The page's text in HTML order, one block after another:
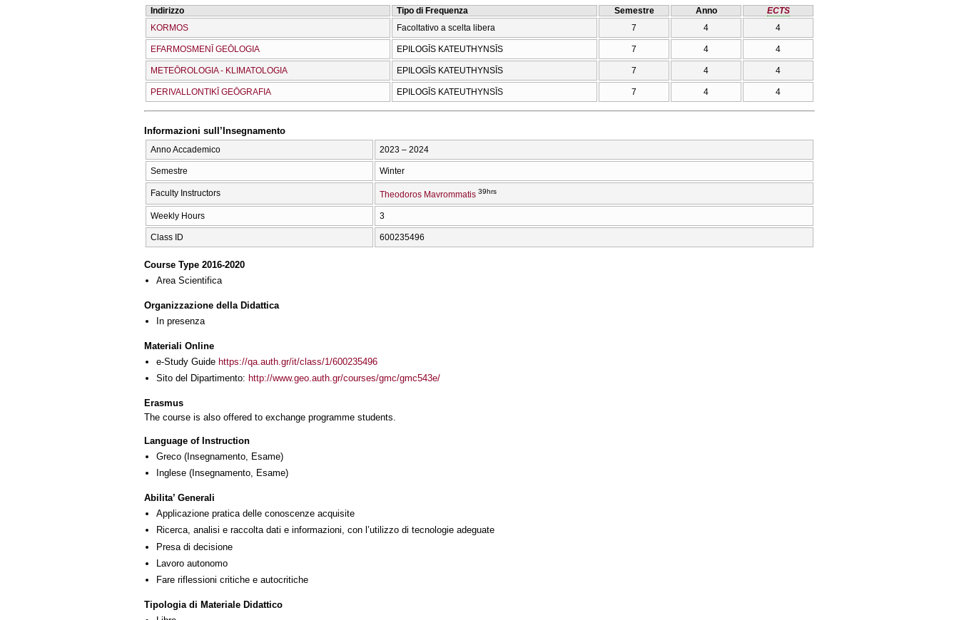
Indirizzo Tipo di Frequenza Semestre Anno
ECTS
KORMOS
Facoltativo a scelta libera 7 4 4
EFARMOSMENĪ GEŌLOGIA EPILOGĪS KATEUTHYNSĪS 7 4 4
METEŌROLOGIA - KLIMATOLOGIA EPILOGĪS KATEUTHYNSĪS 7 4 4
PERIVALLONTIKĪ GEŌGRAFIA EPILOGĪS KATEUTHYNSĪS 7 4 4
Informazioni sull’Insegnamento
Anno Accademico 2023 – 2024
Semestre Winter
Faculty Instructors Theodoros Mavrommatis 39hrs
Weekly Hours 3
Class ID 600235496
Course Type 2016-2020
Area Scientifica
Organizzazione della Didattica
In presenza
Materiali Online
e-Study Guide https://qa.auth.gr/it/class/1/600235496
Sito del Dipartimento: http://www.geo.auth.gr/courses/gmc/gmc543e/
Erasmus
The course is also offered to exchange programme students.
Language of Instruction
Greco (Insegnamento, Esame)
Inglese (Insegnamento, Esame)
Abilita’ Generali
Applicazione pratica delle conoscenze acquisite
Ricerca, analisi e raccolta dati e informazioni, con l’utilizzo di tecnologie adeguate
Presa di decisione
Lavoro autonomo
Fare riflessioni critiche e autocritiche
Tipologia di Materiale Didattico